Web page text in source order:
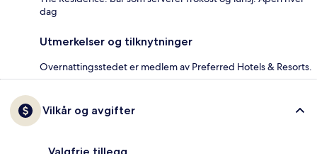
dag
Utmerkelser og tilknytninger
Overnattingsstedet er medlem av Preferred Hotels & Resorts.
Vilkår og avgifter